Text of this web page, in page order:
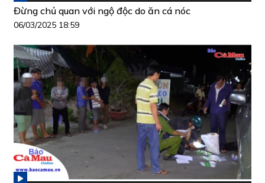
Đừng chủ quan với ngộ độc do ăn cá nóc
06/03/2025 18:59